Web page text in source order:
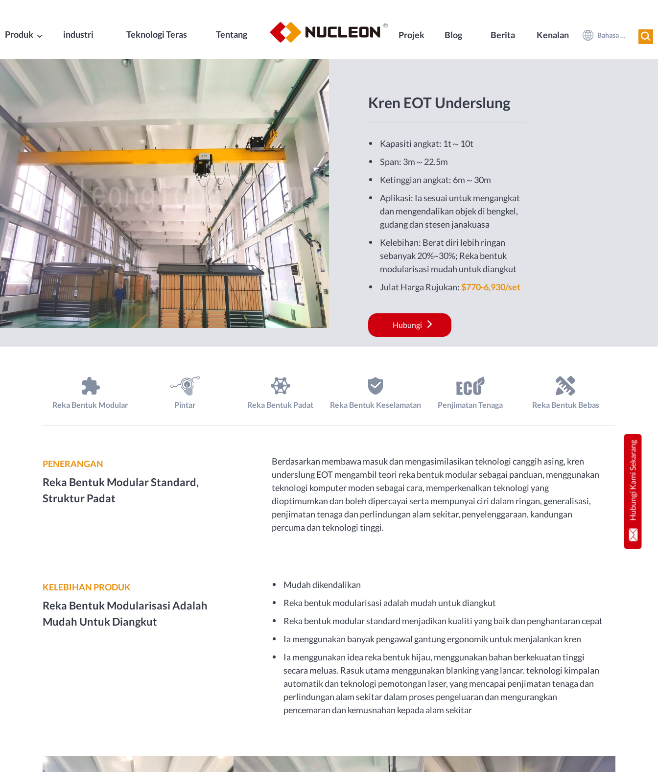
Produk industri Teknologi Teras Tentang Projek Blog Berita Kenalan Bahasa Melayu
Kren EOT Underslung
Kapasiti angkat: 1t～10t
Span: 3m～22.5m
Ketinggian angkat: 6m～30m
Aplikasi: Ia sesuai untuk mengangkat
dan mengendalikan objek di bengkel,
gudang dan stesen janakuasa
Kelebihan: Berat diri lebih ringan
sebanyak 20%~30%; Reka bentuk
modularisasi mudah untuk diangkut
Julat Harga Rujukan:$770-6,930/set
Hubungi
Reka Bentuk Modular Pintar Reka Bentuk Padat Reka Bentuk Keselamatan Penjimatan Tenaga Reka Bentuk Bebas
PENERANGAN
Reka Bentuk Modular Standard,
Struktur Padat
Berdasarkan membawa masuk dan mengasimilasikan teknologi canggih asing, kren
underslung EOT mengambil teori reka bentuk modular sebagai panduan, menggunakan
teknologi komputer moden sebagai cara, memperkenalkan teknologi yang
dioptimumkan dan boleh dipercayai serta mempunyai ciri dalam ringan, generalisasi,
penjimatan tenaga dan perlindungan alam sekitar, penyelenggaraan. kandungan
percuma dan teknologi tinggi.
KELEBIHAN PRODUK
Reka Bentuk Modularisasi Adalah
Mudah Untuk Diangkut
Mudah dikendalikan
Reka bentuk modularisasi adalah mudah untuk diangkut
Reka bentuk modular standard menjadikan kualiti yang baik dan penghantaran cepat
Ia menggunakan banyak pengawal gantung ergonomik untuk menjalankan kren
Ia menggunakan idea reka bentuk hijau, menggunakan bahan berkekuatan tinggi
secara meluas. Rasuk utama menggunakan blanking yang lancar. teknologi kimpalan
automatik dan teknologi pemotongan laser, yang mencapai penjimatan tenaga dan
perlindungan alam sekitar dalam proses pengeluaran dan mengurangkan
pencemaran dan kemusnahan kepada alam sekitar
Hubungi Kami Sekarang